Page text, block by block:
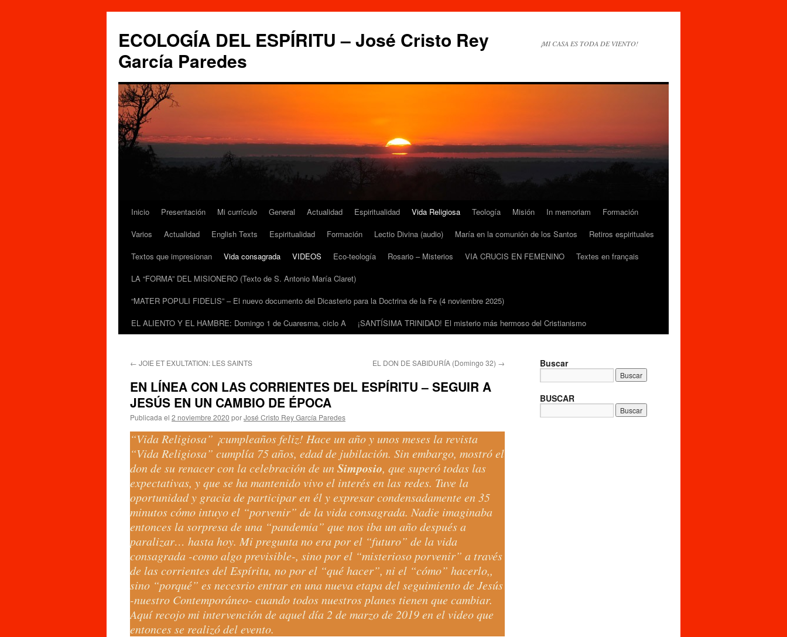
contenido
ECOLOGÍA DEL ESPÍRITU – José Cristo Rey
García Paredes
¡MI CASA ES TODA DE VIENTO!
Inicio Presentación Mi currículo General Actualidad Espiritualidad Vida Religiosa Teología Misión In memoriam
Formación
Varios
Actualidad English Texts Espiritualidad Formación Lectio Divina (audio) María en la comunión de los Santos
Retiros espirituales
Textos que impresionan
Vida consagrada VIDEOS Eco-teología Rosario – Misterios VIA CRUCIS EN FEMENINO
Textes en français
LA “FORMA” DEL MISIONERO (Texto de S. Antonio María Claret)
“MATER POPULI FIDELIS” – El nuevo documento del Dicasterio para la Doctrina de la Fe (4 noviembre 2025)
EL ALIENTO Y EL HAMBRE: Domingo 1 de Cuaresma, ciclo A
¡SANTÍSIMA TRINIDAD! El misterio más hermoso del Cristianismo
← JOIE ET EXULTATION: LES SAINTS EL DON DE SABIDURÍA (Domingo 32) →
EN LÍNEA CON LAS CORRIENTES DEL ESPÍRITU – SEGUIR A
JESÚS EN UN CAMBIO DE ÉPOCA
Publicada el 2 noviembre 2020 porJosé Cristo Rey García Paredes
“Vida Religiosa” ¡cumpleaños feliz! Hace un año y unos meses la revista
“Vida Religiosa” cumplía 75 años, edad de jubilación. Sin embargo, mostró el
don de su renacer con la celebración de unSimposio, que superó todas las
expectativas, y que se ha mantenido vivo el interés en las redes. Tuve la
oportunidad y gracia de participar en él y expresar condensadamente en 35
minutos cómo intuyo el “porvenir” de la vida consagrada. Nadie imaginaba
entonces la sorpresa de una “pandemia” que nos iba un año después a
paralizar… hasta hoy. Mi pregunta no era por el “futuro” de la vida
consagrada -como algo previsible-, sino por el “misterioso porvenir” a través
de las corrientes del Espíritu, no por el “qué hacer”, ni el “cómo” hacerlo,,
sino “porqué” es necesrio entrar en una nueva etapa del seguimiento de Jesús
-nuestro Contemporáneo- cuando todos nuestros planes tienen que cambiar.
Aquí recojo mi intervención de aquel día 2 de marzo de 2019 en el video que
entonces se realizó del evento.
Buscar
BUSCAR